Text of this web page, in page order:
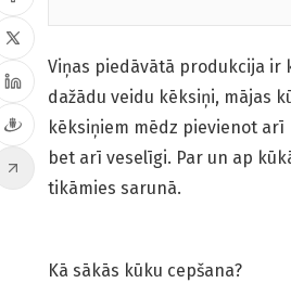
Viņas piedāvātā produkcija ir
dažādu veidu kēksiņi, mājas
kēksiņiem mēdz pievienot
bet arī veselīgi. Par un ap
tikāmies sarunā.
Kā sākās kūku cepšana?